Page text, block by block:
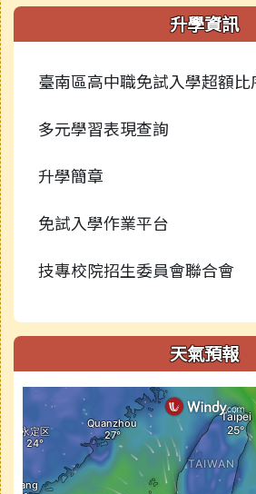
升學資訊
臺南區高中職免試入學超額
多元學習表現查詢
升學簡章
免試入學作業平台
技專校院招生委員會聯合會
天氣預報